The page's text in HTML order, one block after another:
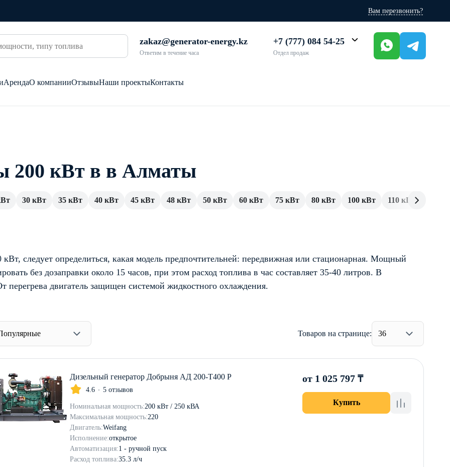
Вам перезвонить?
zakaz@generator-energy.kz
Ответим в течение часа
+7 (777) 084 54-25
Отдел продаж
АрендаО компанииОтзывыНаши проектыКонтакты
200 кВт в в Алматы
30 кВт 35 кВт 40 кВт 45 кВт 48 кВт 50 кВт 60 кВт 75 кВт 80 кВт 100 кВт 110 кВт
следует определиться, какая модель предпочтительней: передвижная или стационарная. Мощный
без дозаправки около 15 часов, при этом расход топлива в час составляет 35-40 литров. В
перегрева двигатель защищен системой жидкостного охлаждения.
Товаров на странице: 36
Дизельный генератор Добрыня АД 200-Т400 Р
4.6 5 отзывов
Номинальная мощность:200 кВт / 250 кВА
Максимальная мощность:220
Двигатель:Weifang
Исполнение:открытое
Автоматизация:1 - ручной пуск
Расход топлива:35.3 л/ч
от 1 025 797 ₸
Купить